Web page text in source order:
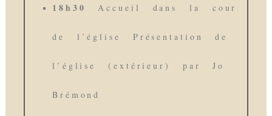
18h30Accueil dans la cour
de l’église Présentation de
l’église (extérieur) par Jo
Brémond